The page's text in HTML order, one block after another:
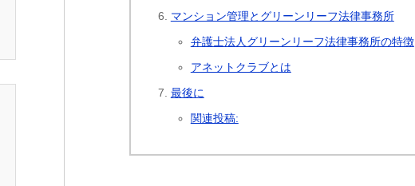
マンション管理とグリーンリーフ法律事務所
弁護士法人グリーンリーフ法律事務所の特徴
アネットクラブとは
最後に
関連投稿: